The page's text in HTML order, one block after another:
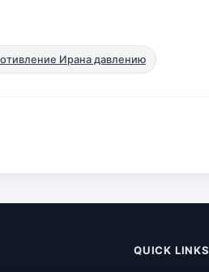
Ирана давлению
QUICK LINKS